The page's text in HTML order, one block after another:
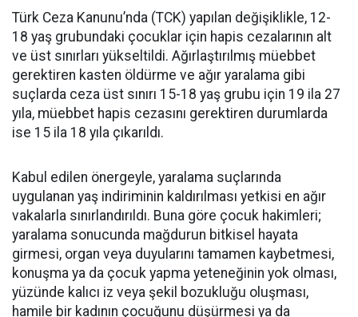
Türk Ceza Kanunu’nda (TCK) yapılan değişiklikle, 12-
18 yaş grubundaki çocuklar için hapis cezalarının alt
ve üst sınırları yükseltildi. Ağırlaştırılmış müebbet
gerektiren kasten öldürme ve ağır yaralama gibi
suçlarda ceza üst sınırı 15-18 yaş grubu için 19 ila 27
yıla, müebbet hapis cezasını gerektiren durumlarda
ise 15 ila 18 yıla çıkarıldı.
Kabul edilen önergeyle, yaralama suçlarında
uygulanan yaş indiriminin kaldırılması yetkisi en ağır
vakalarla sınırlandırıldı. Buna göre çocuk hakimleri;
yaralama sonucunda mağdurun bitkisel hayata
girmesi, organ veya duyularını tamamen kaybetmesi,
konuşma ya da çocuk yapma yeteneğinin yok olması,
yüzünde kalıcı iz veya şekil bozukluğu oluşması,
hamile bir kadının çocuğunu düşürmesi ya da